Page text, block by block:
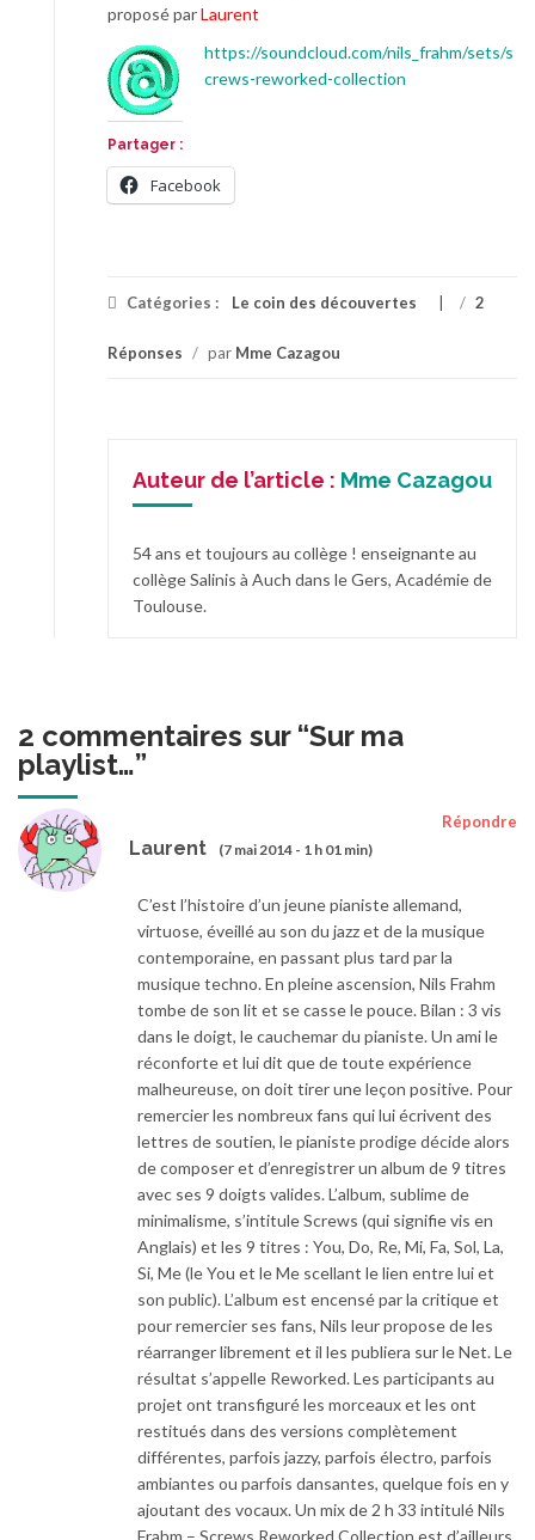
proposé parLaurent
https://soundcloud.com/nils_frahm/sets/s
crews-reworked-collection
Partager :
Facebook
Catégories : Le coin des découvertes / 2
Réponses / par Mme Cazagou
Auteur de l’article : Mme Cazagou
54 ans et toujours au collège ! enseignante au
collège Salinis à Auch dans le Gers, Académie de
Toulouse.
2 commentaires sur “Sur ma
playlist…”
Laurent (7 mai 2014 - 1 h 01 min)
Répondre
C’est l’histoire d’un jeune pianiste allemand,
virtuose, éveillé au son du jazz et de la musique
contemporaine, en passant plus tard par la
musique techno. En pleine ascension, Nils Frahm
tombe de son lit et se casse le pouce. Bilan : 3 vis
dans le doigt, le cauchemar du pianiste. Un ami le
réconforte et lui dit que de toute expérience
malheureuse, on doit tirer une leçon positive. Pour
remercier les nombreux fans qui lui écrivent des
lettres de soutien, le pianiste prodige décide alors
de composer et d’enregistrer un album de 9 titres
avec ses 9 doigts valides. L’album, sublime de
minimalisme, s’intitule Screws (qui signifie vis en
Anglais) et les 9 titres : You, Do, Re, Mi, Fa, Sol, La,
Si, Me (le You et le Me scellant le lien entre lui et
son public). L’album est encensé par la critique et
pour remercier ses fans, Nils leur propose de les
réarranger librement et il les publiera sur le Net. Le
résultat s’appelle Reworked. Les participants au
projet ont transfiguré les morceaux et les ont
restitués dans des versions complètement
différentes, parfois jazzy, parfois électro, parfois
ambiantes ou parfois dansantes, quelque fois en y
ajoutant des vocaux. Un mix de 2 h 33 intitulé Nils